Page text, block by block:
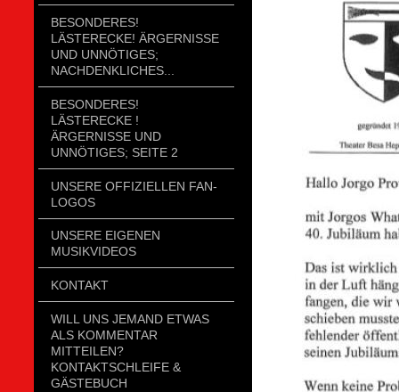
BESONDERES!
LÄSTERECKE! ÄRGERNISSE
UND UNNÖTIGES;
NACHDENKLICHES...
BESONDERES!
LÄSTERECKE !
ÄRGERNISSE UND
UNNÖTIGES; SEITE 2
UNSERE OFFIZIELLEN FAN-
LOGOS
UNSERE EIGENEN
MUSIKVIDEOS
KONTAKT
WILL UNS JEMAND ETWAS
ALS KOMMENTAR
MITTEILEN?
KONTAKTSCHLEIFE &
GÄSTEBUCH